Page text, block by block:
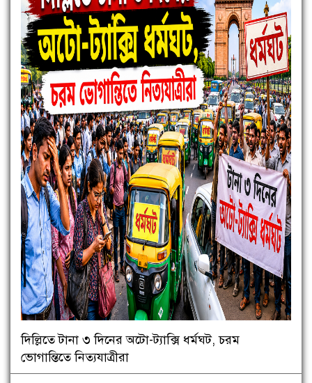
দিল্লিতে টানা ৩ দিনের অটো-ট্যাক্সি ধর্মঘট, চরম
ভোগান্তিতে নিত্যযাত্রীরা